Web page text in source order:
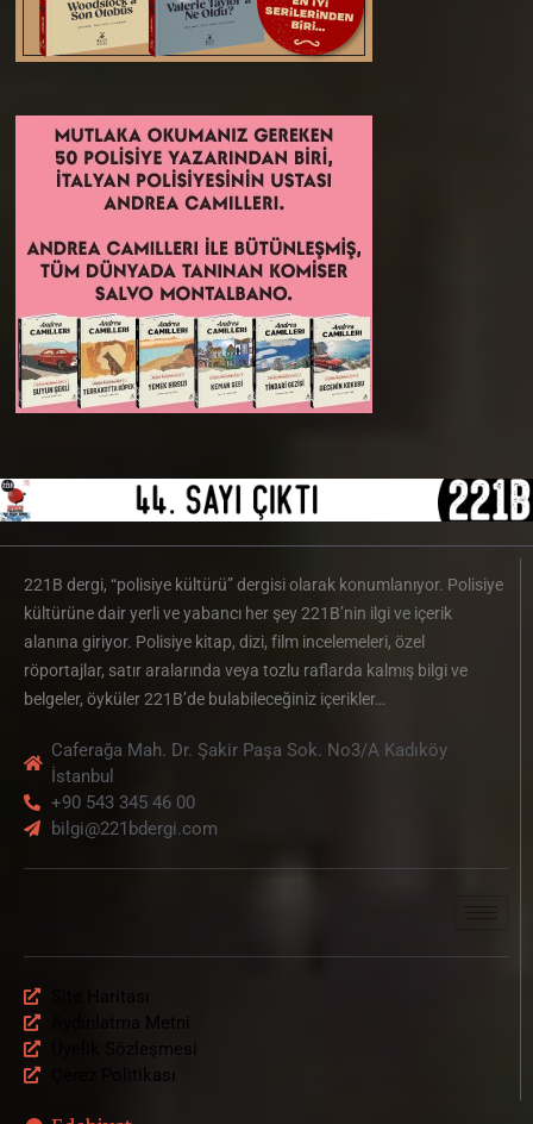
221B dergi, “polisiye kültürü” dergisi olarak konumlanıyor. Polisiye
kültürüne dair yerli ve yabancı her şey 221B’nin ilgi ve içerik
alanına giriyor. Polisiye kitap, dizi, film incelemeleri, özel
röportajlar, satır aralarında veya tozlu raflarda kalmış bilgi ve
belgeler, öyküler 221B’de bulabileceğiniz içerikler…
Caferağa Mah. Dr. Şakir Paşa Sok. No3/A Kadıköy
İstanbul
+90 543 345 46 00
bilgi@221bdergi.com
Site Haritası
Aydınlatma Metni
Üyelik Sözleşmesi
Çerez Politikası